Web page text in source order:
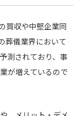
買収や中堅企業同
葬儀業界において
測されており、事
が増えているので